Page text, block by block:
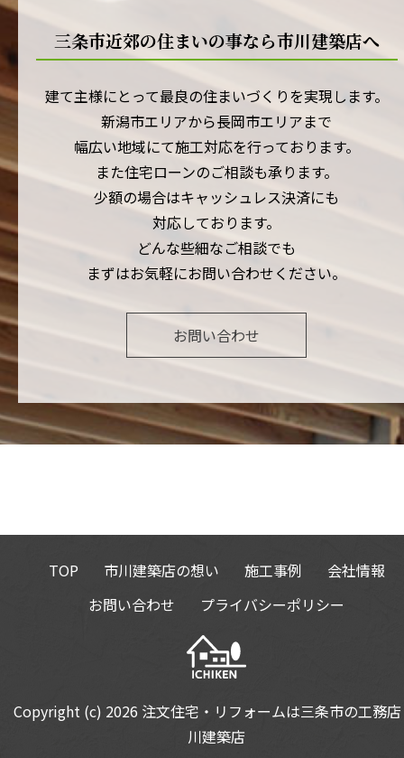
三条市近郊の住まいの事なら市川建築店へ
建て主様にとって最良の住まいづくりを実現します。
新潟市エリアから長岡市エリアまで
幅広い地域にて施工対応を行っております。
また住宅ローンのご相談も承ります。
少額の場合はキャッシュレス決済にも
対応しております。
どんな些細なご相談でも
まずはお気軽にお問い合わせください。
お問い合わせ
TOP 市川建築店の想い 施工事例
会社情報
お問い合わせ
プライバシーポリシー
Copyright (c) 2026 注文住宅・リフォームは三条市の工務
川建築店